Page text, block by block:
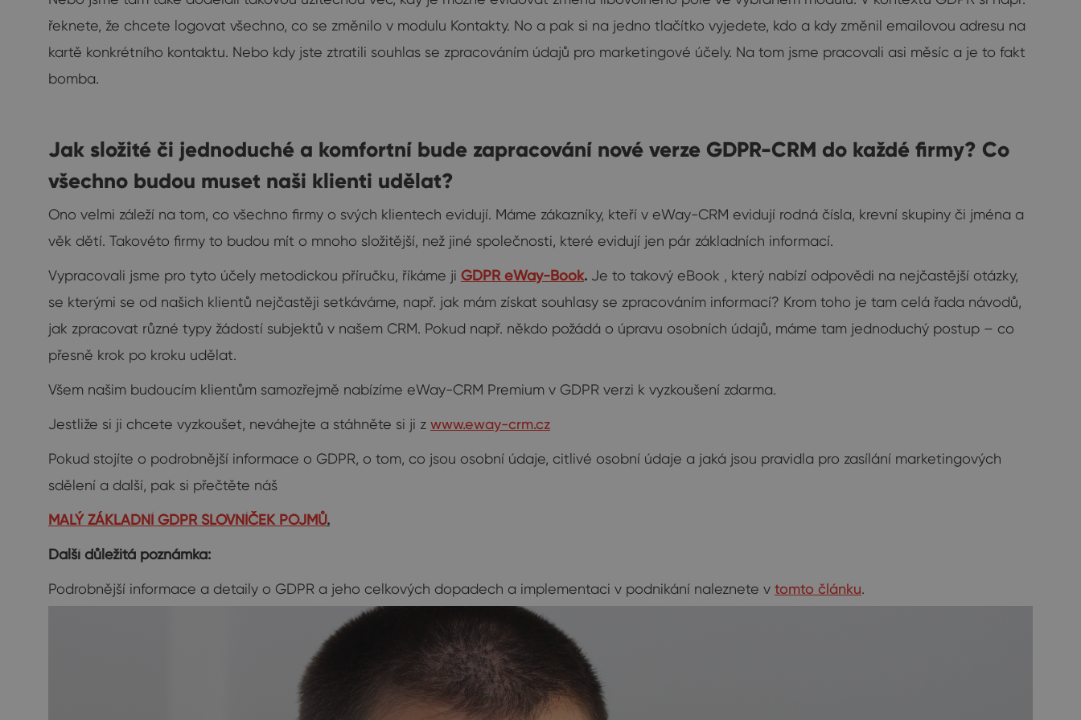
řeknete, že chcete logovat všechno, co se změnilo v modulu Kontakty. No a pak si na jedno tlačítko vyjedete, kdo a kdy změnil emailovou adresu na
kartě konkrétního kontaktu. Nebo kdy jste ztratili souhlas se zpracováním údajů pro marketingové účely. Na tom jsme pracovali asi měsíc a je to fakt
bomba.
Jak složité či jednoduché a komfortní bude zapracování nové verze GDPR-CRM do každé firmy? Co
všechno budou muset naši klienti udělat?
Ono velmi záleží na tom, co všechno firmy o svých klientech evidují. Máme zákazníky, kteří v eWay-CRM evidují rodná čísla, krevní skupiny či jména a
věk dětí. Takovéto firmy to budou mít o mnoho složitější, než jiné společnosti, které evidují jen pár základních informací.
Vypracovali jsme pro tyto účely metodickou příručku, říkáme ji GDPR eWay-Book. Je to takový eBook , který nabízí odpovědi na nejčastější otázky,
se kterými se od našich klientů nejčastěji setkáváme, např. jak mám získat souhlasy se zpracováním informací? Krom toho je tam celá řada návodů,
jak zpracovat různé typy žádostí subjektů v našem CRM. Pokud např. někdo požádá o úpravu osobních údajů, máme tam jednoduchý postup – co
přesně krok po kroku udělat.
Všem našim budoucím klientům samozřejmě nabízíme eWay-CRM Premium v GDPR verzi k vyzkoušení zdarma.
Jestliže si ji chcete vyzkoušet, neváhejte a stáhněte si ji z www.eway-crm.cz
Pokud stojíte o podrobnější informace o GDPR, o tom, co jsou osobní údaje, citlivé osobní údaje a jaká jsou pravidla pro zasílání marketingových
sdělení a další, pak si přečtěte náš
MALÝ ZÁKLADNÍ GDPR SLOVNÍČEK POJMŮ.
Další důležitá poznámka:
Podrobnější informace a detaily o GDPR a jeho celkových dopadech a implementaci v podnikání naleznete v tomto článku.